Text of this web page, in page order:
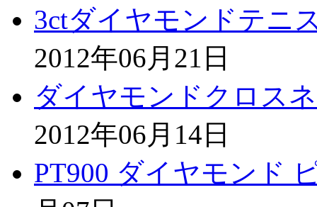
3ctダイヤモンドテニ
2012年06月21日
ダイヤモンドクロス
2012年06月14日
PT900 ダイヤモンド